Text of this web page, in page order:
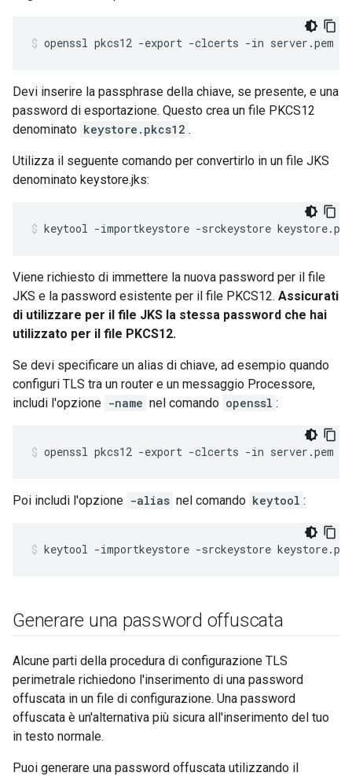
openssl pkcs12 -export -clcerts -in server.pem -
Devi inserire la passphrase della chiave, se presente, e una
password di esportazione. Questo crea un file PKCS12
denominato keystore.pkcs12 .
Utilizza il seguente comando per convertirlo in un file JKS
denominato keystore.jks:
keytool -importkeystore -srckeystore
Viene richiesto di immettere la nuova password per il file
JKS e la password esistente per il file PKCS12. Assicurati
di utilizzare per il file JKS la stessa password che hai
utilizzato per il file PKCS12.
Se devi specificare un alias di chiave, ad esempio quando
configuri TLS tra un router e un messaggio Processore,
includi l'opzione -name nel comando openssl :
openssl pkcs12 -export -clcerts -in server.pem -
Poi includi l'opzione -alias nel comando keytool :
keytool -importkeystore -srckeystore
Generare una password offuscata
Alcune parti della procedura di configurazione TLS
perimetrale richiedono l'inserimento di una password
offuscata in un file di configurazione. Una password
offuscata è un'alternativa più sicura all'inserimento del tuo
in testo normale.
Puoi generare una password offuscata utilizzando il